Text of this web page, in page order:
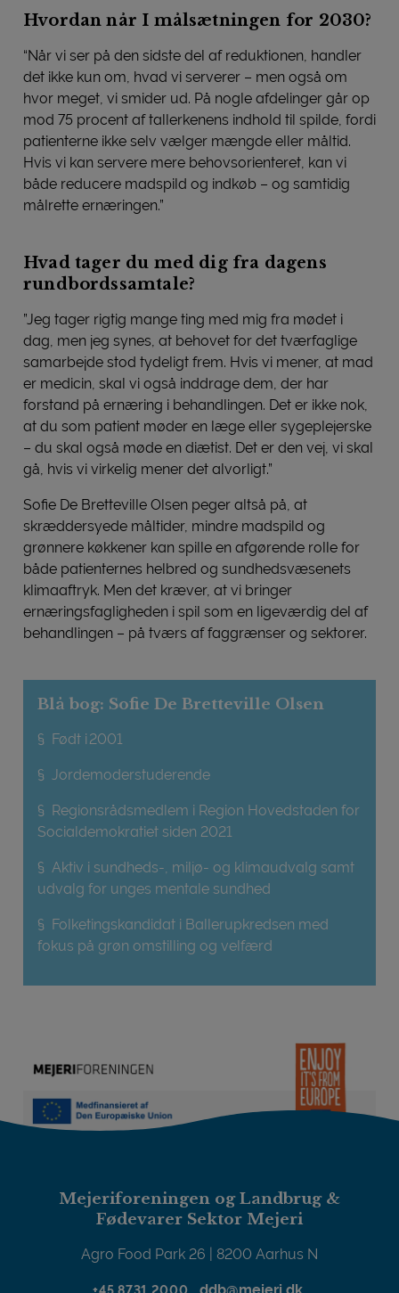
Hvordan når I målsætningen for 2030?
“Når vi ser på den sidste del af reduktionen, handler
det ikke kun om, hvad vi serverer – men også om
hvor meget, vi smider ud. På nogle afdelinger går op
mod 75 procent af tallerkenens indhold til spilde, fordi
patienterne ikke selv vælger mængde eller måltid.
Hvis vi kan servere mere behovsorienteret, kan vi
både reducere madspild og indkøb – og samtidig
målrette ernæringen.”
Hvad tager du med dig fra dagens
rundbordssamtale?
”Jeg tager rigtig mange ting med mig fra mødet i
dag, men jeg synes, at behovet for det tværfaglige
samarbejde stod tydeligt frem. Hvis vi mener, at mad
er medicin, skal vi også inddrage dem, der har
forstand på ernæring i behandlingen. Det er ikke nok,
at du som patient møder en læge eller sygeplejerske
– du skal også møde en diætist. Det er den vej, vi skal
gå, hvis vi virkelig mener det alvorligt.”
Sofie De Bretteville Olsen peger altså på, at
skræddersyede måltider, mindre madspild og
grønnere køkkener kan spille en afgørende rolle for
både patienternes helbred og sundhedsvæsenets
klimaaftryk. Men det kræver, at vi bringer
ernæringsfagligheden i spil som en ligeværdig del af
behandlingen – på tværs af faggrænser og sektorer.
Blå bog: Sofie De Bretteville Olsen
§ Født i 2001
§ Jordemoderstuderende
§ Regionsrådsmedlem i Region Hovedstaden for
Socialdemokratiet siden 2021
§ Aktiv i sundheds-, miljø- og klimaudvalg samt
udvalg for unges mentale sundhed
§ Folketingskandidat i Ballerupkredsen med
fokus på grøn omstilling og velfærd
Mejeriforeningen og Landbrug &
Fødevarer Sektor Mejeri
Agro Food Park 26 | 8200 Aarhus N